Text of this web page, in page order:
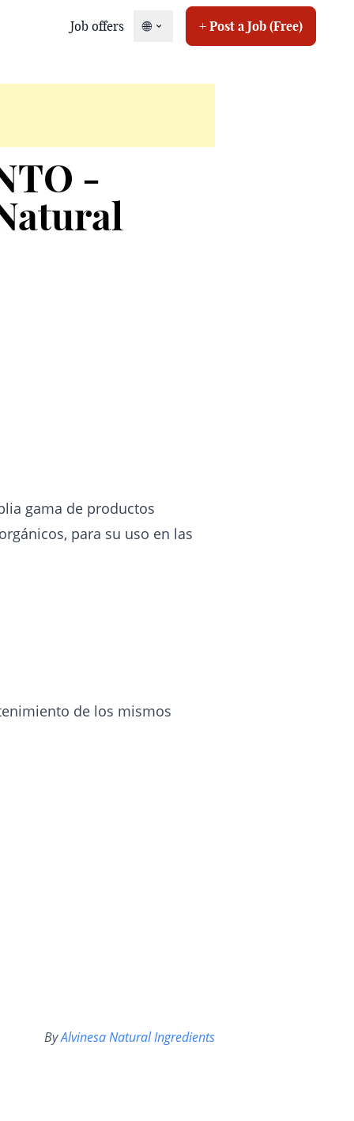
Job offers 🌐 + Post a Job (Free)
-
gama de productos
para su uso en las
de los mismos
ByAlvinesa Natural Ingredients